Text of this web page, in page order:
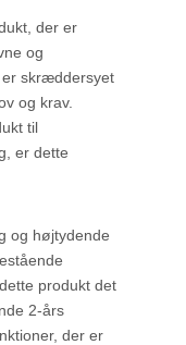
der er
og
er skræddersyet
og krav.
til
er dette
og højtydende
produkt det
2-års
der er